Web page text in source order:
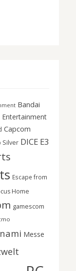
Bandai
Capcom
Silver DICE E3
Escape from
Home
gamescom
Messe